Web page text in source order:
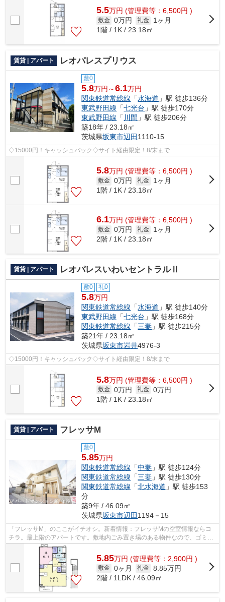
5.5万円 (管理費等：6,500円 )
敷金 0万円 礼金
1ヶ月
1階 / 1K / 23.18㎡
賃貸 | アパート レオパレスプリウス
敷0
5.8万円～6.1万円
関東鉄道常総線 「水海道 」駅 徒歩136分
東武野田線 「七光台 」駅 徒歩170分
東武野田線 「 川間 」駅 徒歩206分
築18年 / 23.18㎡
茨城県坂東市辺田1110-15
◇15000円！キャッシュバック◇サイト経由限定！8/末まで
5.8万円 (管理費等：6,500円 )
敷金 0万円 礼金
1ヶ月
1階 / 1K / 23.18㎡
6.1万円 (管理費等：6,500円 )
敷金 0万円 礼金
1ヶ月
2階 / 1K / 23.18㎡
賃貸 | アパート レオパレスいわいセントラルⅡ
敷0 礼0
5.8万円
関東鉄道常総線 「水海道 」駅 徒歩140分
東武野田線 「七光台 」駅 徒歩168分
関東鉄道常総線 「三妻 」駅 徒歩215分
築21年 / 23.18㎡
茨城県坂東市岩井4976-3
◇15000円！キャッシュバック◇サイト経由限定！8/末まで
5.8万円 (管理費等：6,500円 )
敷金 0万円 礼金 0万円
1階 / 1K / 23.18㎡
賃貸 | アパート フレッサM
敷0
5.85万円
関東鉄道常総線 「中妻 」駅 徒歩124分
関東鉄道常総線 「三妻 」駅 徒歩130分
関東鉄道常総線 「北水海道 」駅 徒歩153
分
築9年 / 46.09㎡
茨城県坂東市辺田 1194－15
「フレッサM」のここがイチオシ。新着情報：フレッサMの空室情報ならコ
チラ。最上階のアパートです。敷地内ごみ置き場のある物件なので、ゴミ出
しが楽です。関東鉄道常総線中妻近くで...
5.85万円 (管理費等：2,900円 )
敷金 0ヶ月 礼金 8.85万円
2階 / 1LDK / 46.09㎡